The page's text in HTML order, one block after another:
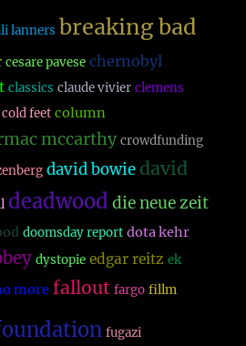
lanners breaking bad
cesare pavese chernobyl
classics claude vivier clemens
cold feet column
mccarthy crowdfunding
david bowie david
deadwood die neue zeit
doomsday report dota kehr
dystopie edgar reitz ek
more fallout fargo fillm
fugazi